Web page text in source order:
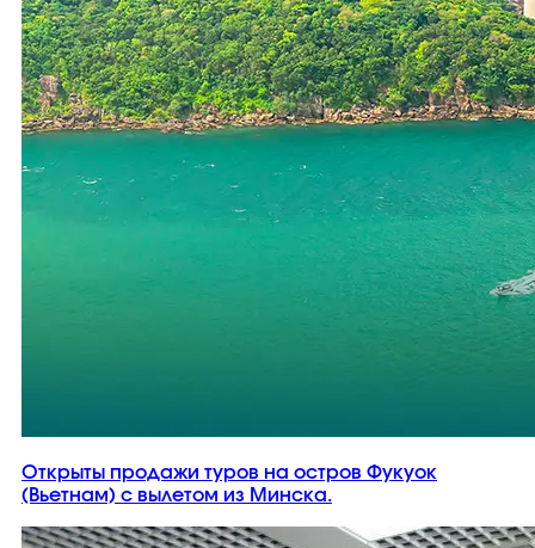
Открыты продажи туров на остров Фукуок
(Вьетнам) с вылетом из Минска.